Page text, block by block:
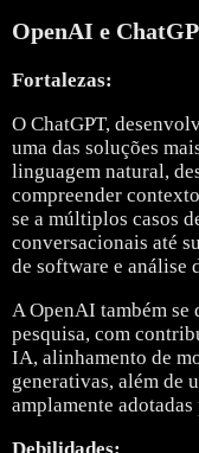
OpenAI e
Fortalezas:
O ChatGPT,
uma das soluções
linguagem natural,
compreender
se a múltiplos casos
conversacionais até
de software e análise
A OpenAI também
pesquisa, com
IA, alinhamento de
generativas, além de
amplamente